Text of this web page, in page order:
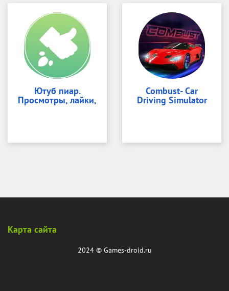
Ютуб пиар.
Просмотры, лайки,
Combust- Car
Driving Simulator
Карта сайта
2024 © Games-droid.ru